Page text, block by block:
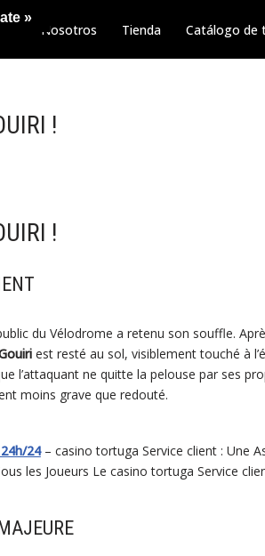
Nosotros Tienda Catálogo de
!
!
du Vélodrome a retenu son souffle.
est resté au sol, visiblement touché à
l’attaquant ne quitte la pelouse par ses
moins grave que redouté.
24– casino tortuga Service client : Une
les Joueurs Le casino tortuga Service
»